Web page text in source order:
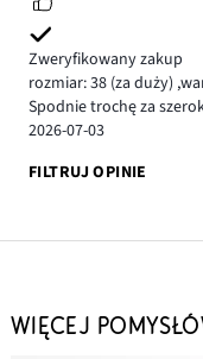
Zweryfikowany zakup
rozmiar: 38 (za duży) ,
Spodnie trochę za
2026-07-03
FILTRUJ OPINIE
WIĘCEJ